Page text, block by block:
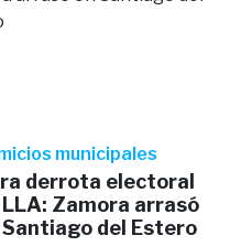
municipales
derrota electoral
LLA: Zamora arrasó
Santiago del Estero